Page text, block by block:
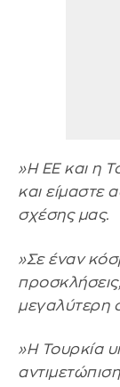
»Η ΕΕ και η
και είμαστε
σχέσης μας.
»Σε έναν
μεγαλύτερη
»Η Τουρκία